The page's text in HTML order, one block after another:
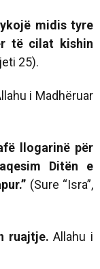
midis tyre
të cilat kishin
25).
i Madhëruar
llogarinë për
Ditën e
.” (Sure “Isra”,
ruajtje.Allahu i